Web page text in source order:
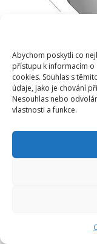
Abychom poskytli co
přístupu k informacím
cookies. Souhlas s
údaje, jako je chování
Nesouhlas nebo
vlastnosti a funkce.